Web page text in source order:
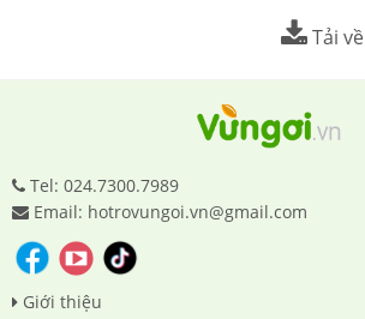
Tải về
Tel: 024.7300.7989
Email: hotrovungoi.vn@gmail.com
Giới thiệu